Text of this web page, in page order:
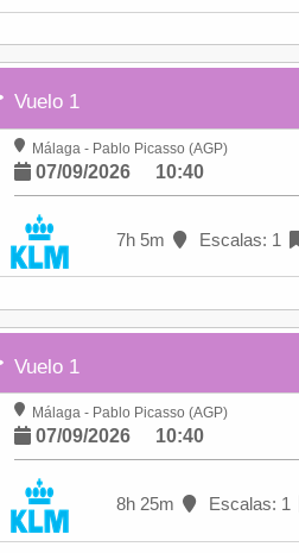
Vuelo 1
Málaga - Pablo Picasso (AGP)
07/09/2026 10:40
7h 5m Escalas: 1
Vuelo 1
Málaga - Pablo Picasso (AGP)
07/09/2026 10:40
8h 25m Escalas: 1